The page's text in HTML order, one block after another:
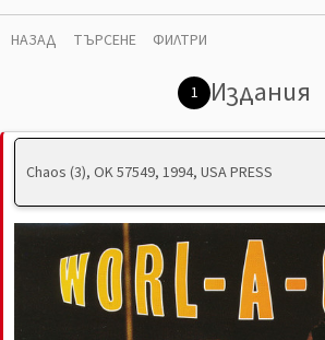
НАЗАД ТЪРСЕНЕ ФИЛТРИ
1 Издания
Chaos (3), OK 57549, 1994, USA PRESS